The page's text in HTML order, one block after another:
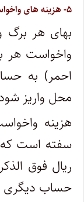
۵- هزینه های واخواست:
احمر) به
محل واریز
حساب دیگری